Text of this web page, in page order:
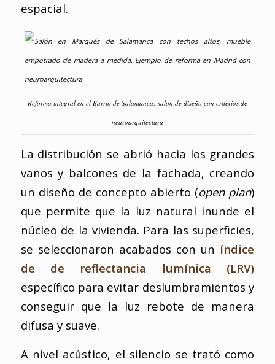
espacial.
Reforma integral en el Barrio de Salamanca: salón de diseño con criterios de
neuroarquitectura
La distribución se abrió hacia los grandes
vanos y balcones de la fachada, creando
un diseño de concepto abierto (open plan)
que permite que la luz natural inunde el
núcleo de la vivienda. Para las superficies,
se seleccionaron acabados con un índice
de de reflectancia lumínica (LRV)
específico para evitar deslumbramientos y
conseguir que la luz rebote de manera
difusa y suave.
A nivel acústico, el silencio se trató como